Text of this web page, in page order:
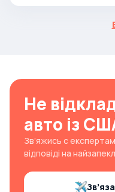
Не
авто із
Зв’яжись с
відповіді на